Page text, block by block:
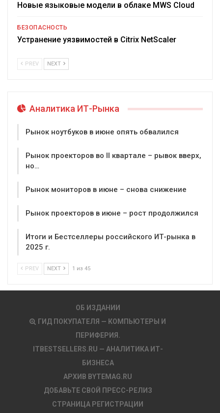
Новые языковые модели в облаке MWS Cloud
БЕЗОПАСНОСТЬ
Устранение уязвимостей в Citrix NetScaler
PREV NEXT
Аналитика ИТ-Рынка
Рынок ноутбуков в июне опять обвалился
Рынок проекторов во II квартале – рывок вверх,
но…
Рынок мониторов в июне – снова снижение
Рынок проекторов в июне – рост продолжился
Итоги и Бестселлеры российского ИТ-рынка в
2025 г.
PREV NEXT 1 из 45
ОБ ИЗДАНИИ
ГИД ПОКУПАТЕЛЯ — КОМПЬЮТЕРЫ И
ПЕРИФЕРИЯ.
ITBESTSELLERS.RU — АНАЛИТИКА ИТ-
БИЗНЕСА
АРХИВ BYTEMAG.RU
ДОБАВЬТЕ СВОЙ ПРЕСС-РЕЛИЗ
СТРАНИЦА РЕГИСТРАЦИИ